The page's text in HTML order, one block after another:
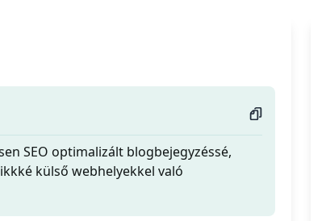
SEO optimalizált blogbejegyzéssé,
külső webhelyekkel való